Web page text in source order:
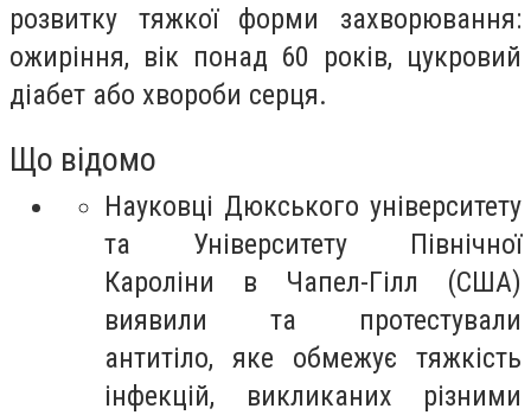
розвитку тяжкої форми захворювання:
ожиріння, вік понад 60 років, цукровий
діабет або хвороби серця.
Що відомо
Науковці Дюкського університету
та Університету Північної
Кароліни в Чапел-Гілл (США)
виявили та протестували
антитіло, яке обмежує тяжкість
інфекцій, викликаних різними